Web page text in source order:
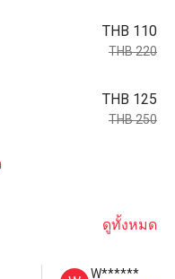
THB 110
THB 220
THB 125
THB 250
ดูทั้งหมด
W******